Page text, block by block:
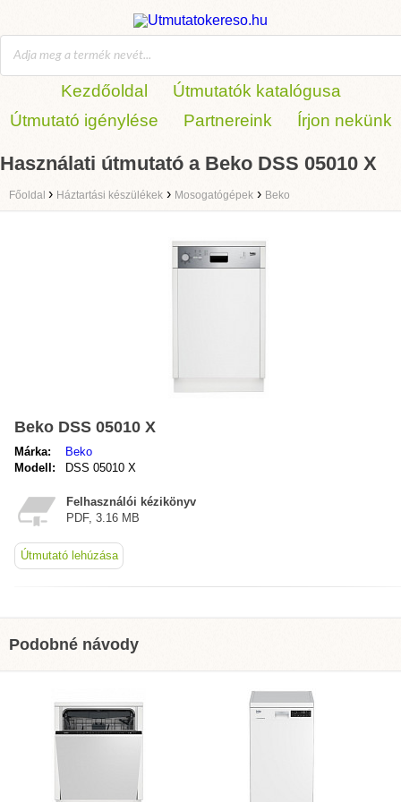
Kezdőoldal
Útmutatók katalógusa
Útmutató igénylése
Partnereink Írjon nekünk
Használati útmutató a Beko DSS 05010 X
Főoldal › Háztartási készülékek › Mosogatógépek › Beko
Beko DSS 05010 X
Márka:
Beko
Modell:
DSS 05010 X
Felhasználói kézikönyv
PDF, 3.16 MB
Útmutató lehúzása
Podobné návody